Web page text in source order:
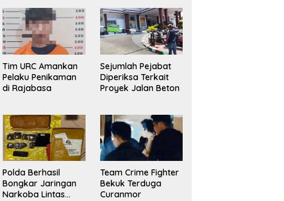
Tim URC Amankan
Pelaku Penikaman
di Rajabasa
Sejumlah Pejabat
Diperiksa Terkait
Proyek Jalan Beton
Polda Berhasil
Bongkar Jaringan
Narkoba Lintas
Team Crime Fighter
Bekuk Terduga
Curanmor